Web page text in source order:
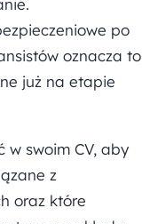
po
oznacza to
już na etapie
w swoim CV, aby
z
oraz które